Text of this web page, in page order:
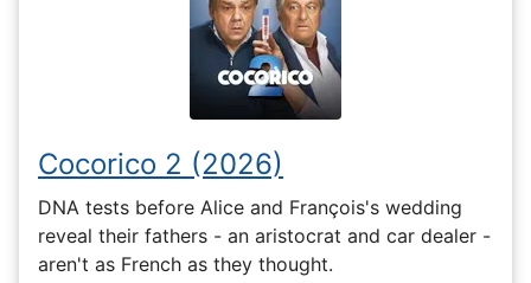
Cocorico 2 (2026)
DNA tests before Alice and François's wedding
reveal their fathers - an aristocrat and car dealer -
aren't as French as they thought.